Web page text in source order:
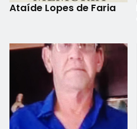
Ataíde Lopes de Faria